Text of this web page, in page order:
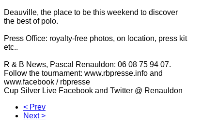
Deauville, the place to be this weekend to discover
the best of polo.
Press Office: royalty-free photos, on location, press kit
etc..
R & B News, Pascal Renauldon: 06 08 75 94 07.
Follow the tournament: www.rbpresse.info and
www.facebook / rbpresse
Cup Silver Live Facebook and Twitter @ Renauldon
< Prev
Next >